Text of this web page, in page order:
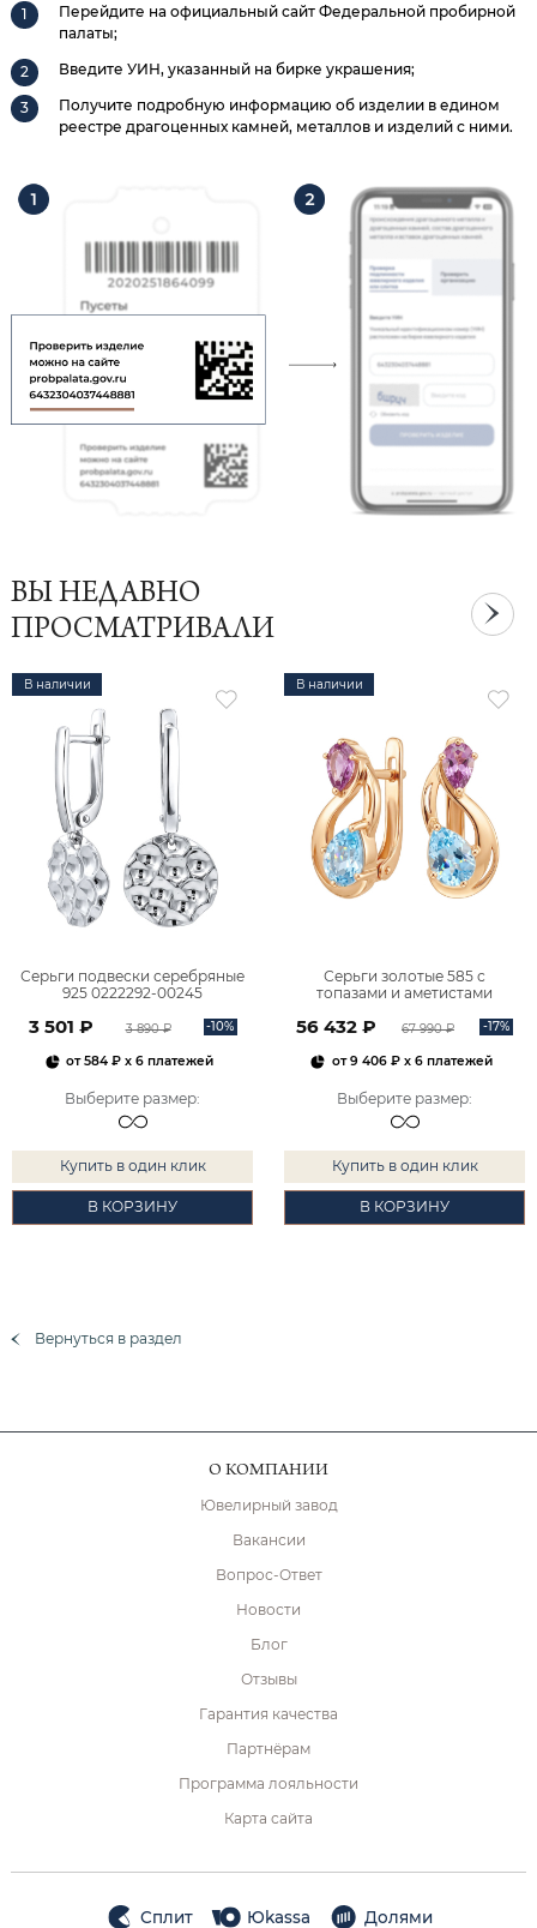
Перейдите на официальный сайт Федеральной пробирной
палаты;
Введите УИН, указанный на бирке украшения;
Получите подробную информацию об изделии в едином
реестре драгоценных камней, металлов и изделий с ними.
ВЫ НЕДАВНО
ПРОСМАТРИВАЛИ
В наличии
Серьги подвески серебряные
925 0222292-00245
3 501 ₽ 3 890 ₽ -10%
от584 ₽ x 6 платежей
Выберите размер:
Купить в один клик
В КОРЗИНУ
В наличии
Серьги золотые 585 с
топазами и аметистами
56 432 ₽ 67 990 ₽ -17%
от9 406 ₽x 6 платежей
Выберите размер:
Купить в один клик
В КОРЗИНУ
Вернуться в раздел
О КОМПАНИИ
Ювелирный завод
Вакансии
Вопрос-Ответ
Новости
Блог
Отзывы
Гарантия качества
Партнёрам
Программа лояльности
Карта сайта
Сплит Юkassa Долями